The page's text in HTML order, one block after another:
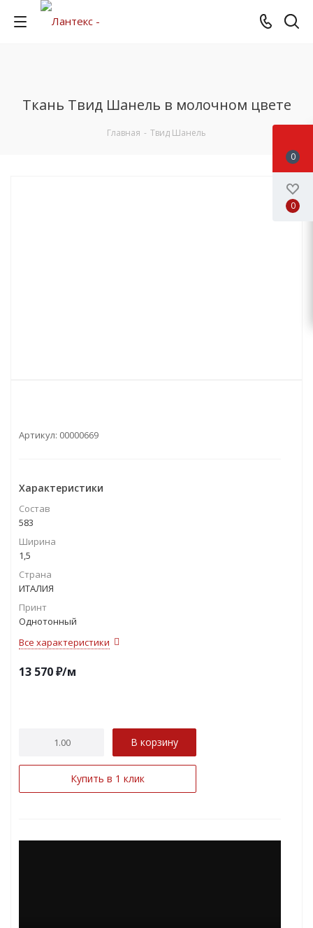
Ткань Твид Шанель в молочном цвете
Главная - Твид Шанель
Артикул: 00000669
Характеристики
Состав
583
Ширина
1,5
Страна
ИТАЛИЯ
Принт
Однотонный
Все характеристики
13 570₽/м
В корзину
Купить в 1 клик
0
0